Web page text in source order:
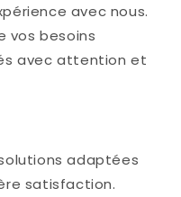
avec nous.
vos besoins
avec attention et
adaptées
satisfaction.